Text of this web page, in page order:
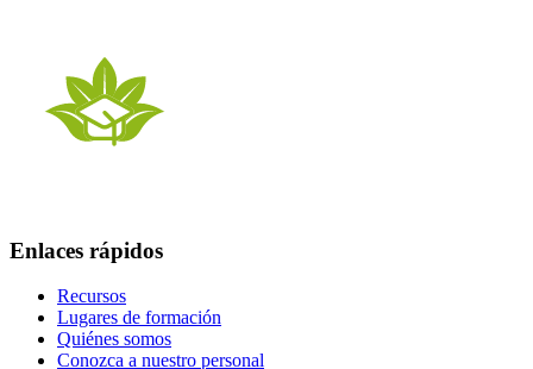
Enlaces rápidos
Recursos
Lugares de formación
Quiénes somos
Conozca a nuestro personal